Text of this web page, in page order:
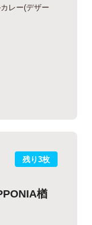
レー(デザー
残り3枚
楢